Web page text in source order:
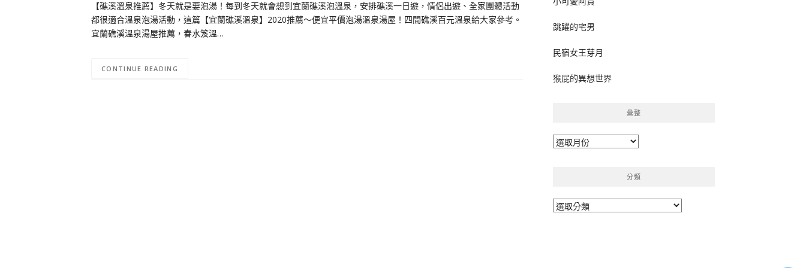
【礁溪溫泉推薦】冬天就是要泡湯！每到冬天就會想到宜蘭礁溪泡溫泉，安排礁溪一日遊，情侶出遊、全家團體活動
都很適合溫泉泡湯活動，這篇【宜蘭礁溪溫泉】2020推薦～便宜平價泡湯溫泉湯屋！四間礁溪百元溫泉給大家參考。
宜蘭礁溪溫泉湯屋推薦，春水笈溫…
CONTINUE READING
跳躍的宅男
民宿女王芽月
猴屁的異想世界
彙整
彙
分類
分